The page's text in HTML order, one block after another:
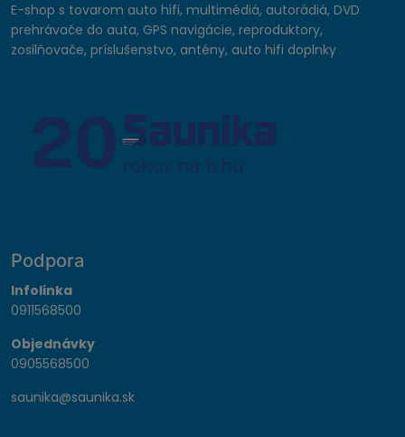
E-shop s tovarom auto hifi, multimédiá, autorádiá, DVD
prehrávače do auta, GPS navigácie, reproduktory,
zosilňovače, príslušenstvo, antény, auto hifi doplnky
Podpora
Infolinka
0911568500
Objednávky
0905568500
saunika@saunika.sk